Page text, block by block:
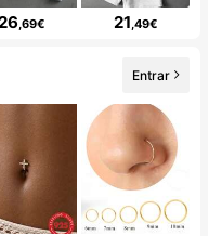
26 ,69€ 21 ,49€
Entrar